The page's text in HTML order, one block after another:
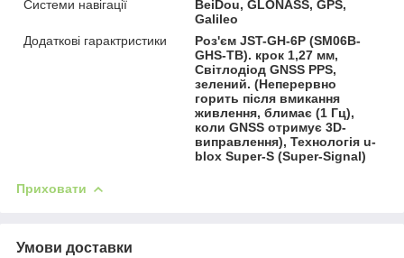
Системи навігації
BeiDou, GLONASS, GPS,
Galileo
Додаткові гарактристики
Роз'єм JST-GH-6P (SM06B-
GHS-TB). крок 1,27 мм,
Світлодіод GNSS PPS,
зелений. (Неперервно
горить після вмикання
живлення, блимає (1 Гц),
коли GNSS отримує 3D-
виправлення), Технологія u-
blox Super-S (Super-Signal)
Приховати
Умови доставки